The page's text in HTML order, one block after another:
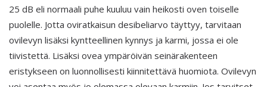
25 dB eli normaali puhe kuuluu vain heikosti oven toiselle
puolelle. Jotta oviratkaisun desibeliarvo täyttyy, tarvitaan
ovilevyn lisäksi kyntteellinen kynnys ja karmi, jossa ei ole
tiivistettä. Lisäksi ovea ympäröivän seinärakenteen
eristykseen on luonnollisesti kiinnitettävä huomiota. Ovilevyn